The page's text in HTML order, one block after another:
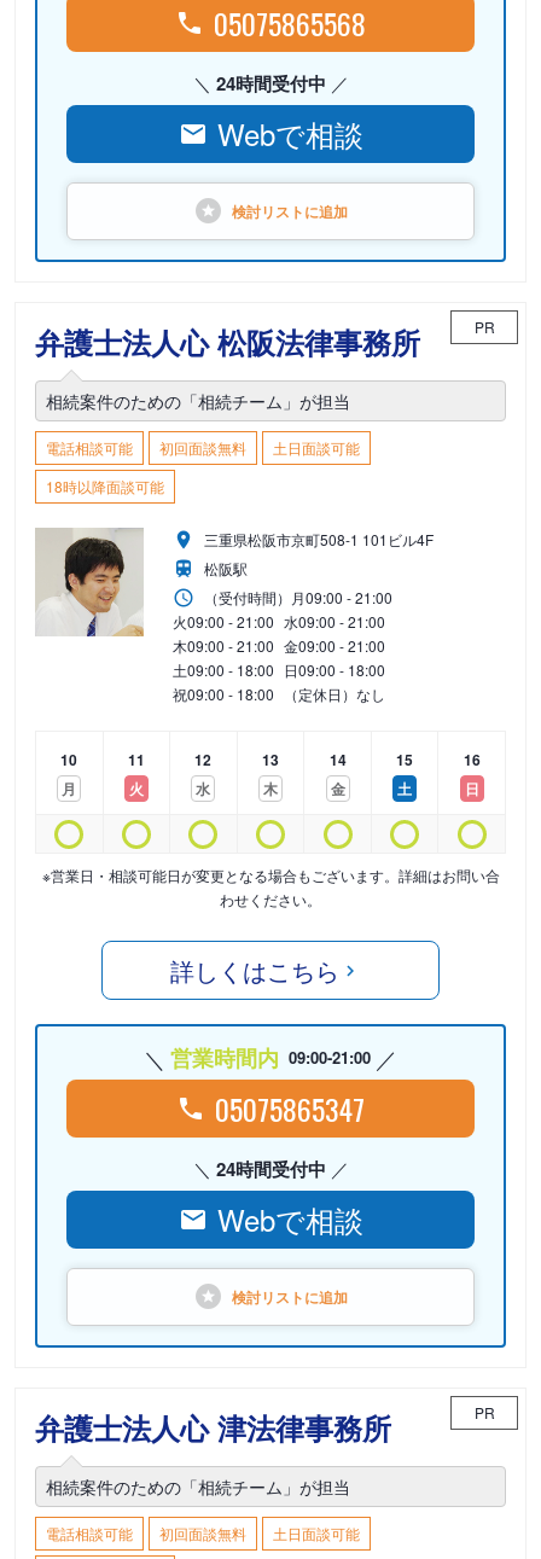
05075865568
24時間受付中
Webで相談
検討リストに追加
弁護士法人心 松阪法律事務所 PR
相続案件のための「相続チーム」が担当
電話相談可能 初回面談無料
土日面談可能
18時以降面談可能
三重県松阪市京町508-1 101ビル4F
松阪駅
（受付時間） 月09:00 - 21:00
火09:00 - 21:00 水09:00 - 21:00
木09:00 - 21:00 金09:00 - 21:00
土09:00 - 18:00 日09:00 - 18:00
祝09:00 - 18:00 （定休日）なし
10
月
11
火
12
水
13
木
14
金
15
土
16
日
※営業日・相談可能日が変更となる場合もございます。詳細はお問い合
わせください。
詳しくはこちら
営業時間内 09:00-21:00
05075865347
24時間受付中
Webで相談
検討リストに追加
弁護士法人心 津法律事務所 PR
相続案件のための「相続チーム」が担当
電話相談可能 初回面談無料 土日面談可能